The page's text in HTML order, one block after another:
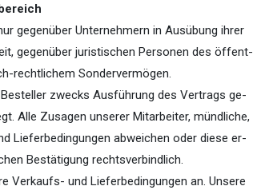
gegenüber Unternehmern in Ausübung ihrer
gegenüber juristischen Personen des öffent-
rechtlichem Sondervermögen.
zwecks Ausführung des Vertrags ge-
Alle Zusagen unserer Mitarbeiter, mündliche,
Lieferbedingungen abweichen oder diese er-
Bestätigung rechtsverbindlich.
Verkaufs- und Lieferbedingungen an. Unsere